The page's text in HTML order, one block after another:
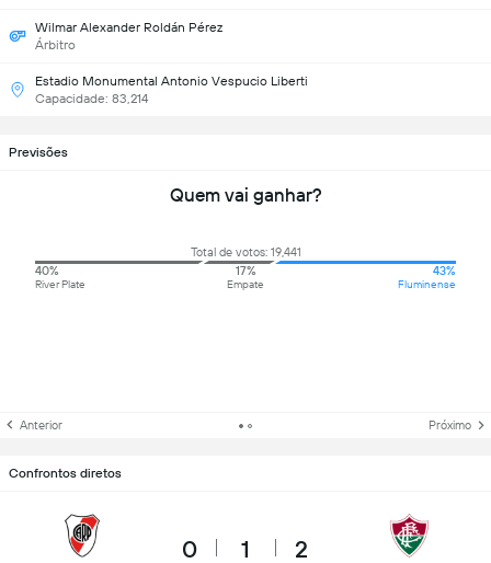
Wilmar Alexander Roldán Pérez
Árbitro
Estadio Monumental Antonio Vespucio Liberti
Capacidade: 83,214
Previsões
Quem vai ganhar?
Total de votos: 19,441
40%
River Plate
17%
Empate
43%
Fluminense
Anterior Próximo
Confrontos diretos
0 1 2